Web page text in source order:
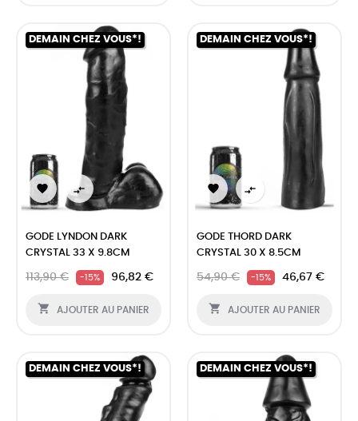
DEMAIN CHEZ VOUS*!
 
GODE LYNDON DARK
CRYSTAL 33 X 9.8CM
113,90 € -15% 96,82 €
 AJOUTER AU PANIER
DEMAIN CHEZ VOUS*!
 
GODE THORD DARK
CRYSTAL 30 X 8.5CM
54,90 € -15% 46,67 €
 AJOUTER AU PANIER
DEMAIN CHEZ VOUS*! DEMAIN CHEZ VOUS*!